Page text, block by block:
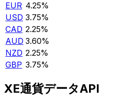
EUR 4.25%
USD 3.75%
CAD 2.25%
AUD 3.60%
NZD 2.25%
GBP 3.75%
XE通貨データAPI